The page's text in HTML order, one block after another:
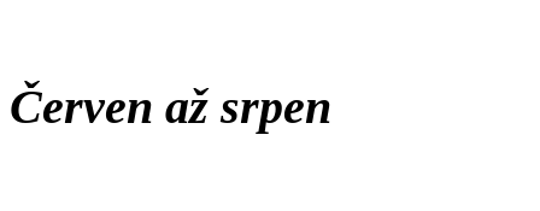
Červen až srpen